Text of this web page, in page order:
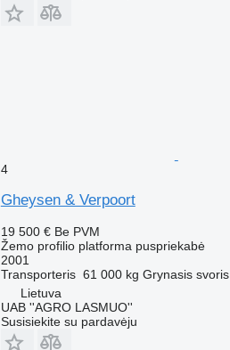
4
Gheysen & Verpoort
19 500 € Be PVM
Žemo profilio platforma puspriekabė
2001
Transporteris 61 000 kg Grynasis svoris
Lietuva
UAB ''AGRO LASMUO''
Susisiekite su pardavėju